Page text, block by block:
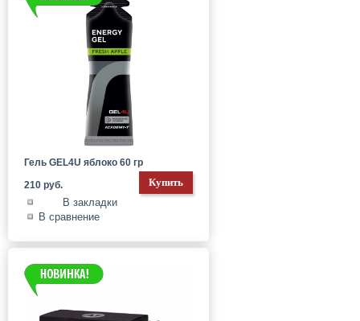
Гель GEL4U яблоко 60 гр
210 руб.
В закладки
В сравнение